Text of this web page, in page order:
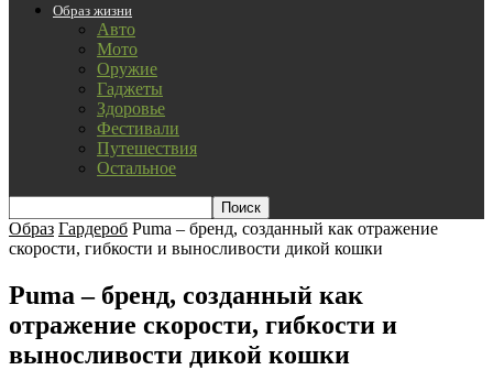
Образ жизни
Авто
Мото
Оружие
Гаджеты
Здоровье
Фестивали
Путешествия
Остальное
Образ Гардероб Puma – бренд, созданный как отражение
скорости, гибкости и выносливости дикой кошки
Puma – бренд, созданный как
отражение скорости, гибкости и
выносливости дикой кошки